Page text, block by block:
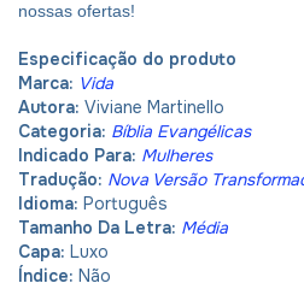
nossas ofertas!
Especificação do produto
Marca: Vida
Autora: Viviane Martinello
Categoria: Bíblia Evangélicas
Indicado Para: Mulheres
Tradução: Nova Versão
Idioma: Português
Tamanho Da Letra: Média
Capa: Luxo
Índice: Não